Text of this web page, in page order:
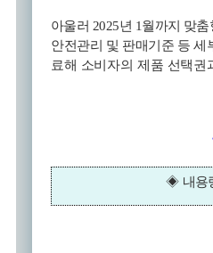
아울러 2025년 1월까지 맞
안전관리 및 판매기준 등 세
료해 소비자의 제품 선택권
◈ 내용